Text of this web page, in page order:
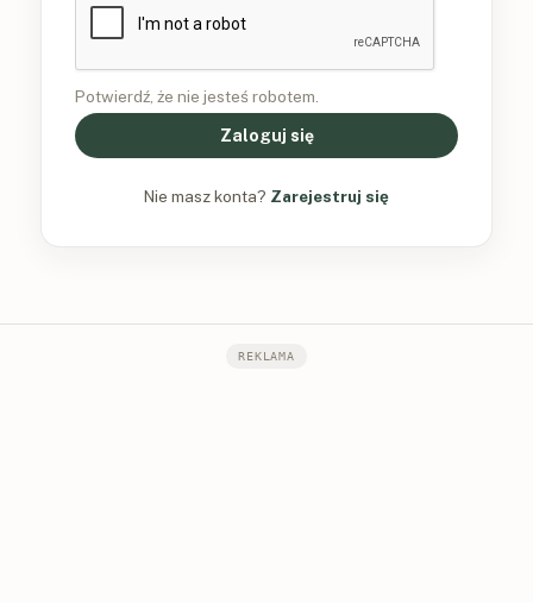
Potwierdź, że nie jesteś robotem.
Zaloguj się
Nie masz konta? Zarejestruj się
REKLAMA